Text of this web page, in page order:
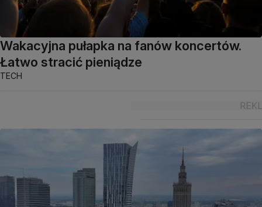
Wakacyjna pułapka na fanów koncertów.
Łatwo stracić pieniądze
TECH